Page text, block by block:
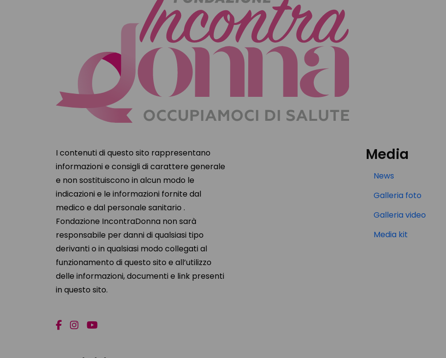
I contenuti di questo sito rappresentano
informazioni e consigli di carattere generale
e non sostituiscono in alcun modo le
indicazioni e le informazioni fornite dal
medico e dal personale sanitario .
Fondazione IncontraDonna non sarà
responsabile per danni di qualsiasi tipo
derivanti o in qualsiasi modo collegati al
funzionamento di questo sito e all’utilizzo
delle informazioni, documenti e link presenti
in questo sito.
Media
News
Galleria foto
Galleria video
Media kit